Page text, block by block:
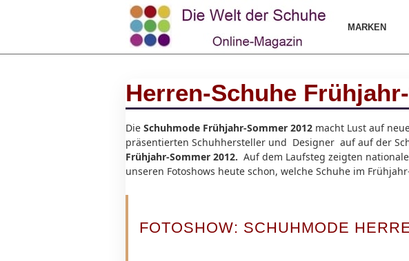
MARKEN
Herren-Schuhe
Die Schuhmode Frühjahr-Sommer 2012 macht Lust auf
präsentierten Schuhhersteller und Designer auf auf der
Frühjahr-Sommer 2012. Auf dem Laufsteg zeigten
unseren Fotoshows heute schon, welche Schuhe im
FOTOSHOW: SCHUHMODE